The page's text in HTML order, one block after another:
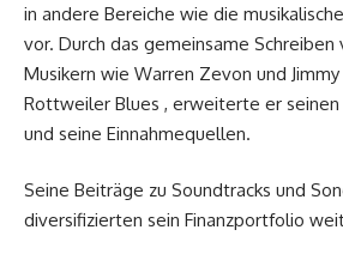
in andere Bereiche wie die
vor. Durch das gemeinsame Schreiben
Musikern wie Warren Zevon und
Rottweiler Blues , erweiterte er seinen
und seine Einnahmequellen.
Seine Beiträge zu Soundtracks und
diversifizierten sein Finanzportfolio